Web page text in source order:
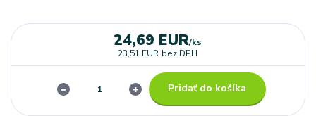
24,69 EUR/ks
23,51 EUR bez DPH
Pridať do košíka